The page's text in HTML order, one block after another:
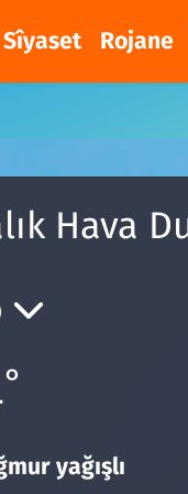
Sîyaset Rojane
Hava
°
yağışlı